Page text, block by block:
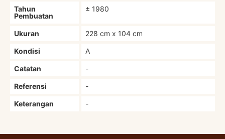
Tahun
Pembuatan
± 1980
Ukuran 228 cm x 104 cm
Kondisi A
Catatan -
Referensi -
Keterangan -